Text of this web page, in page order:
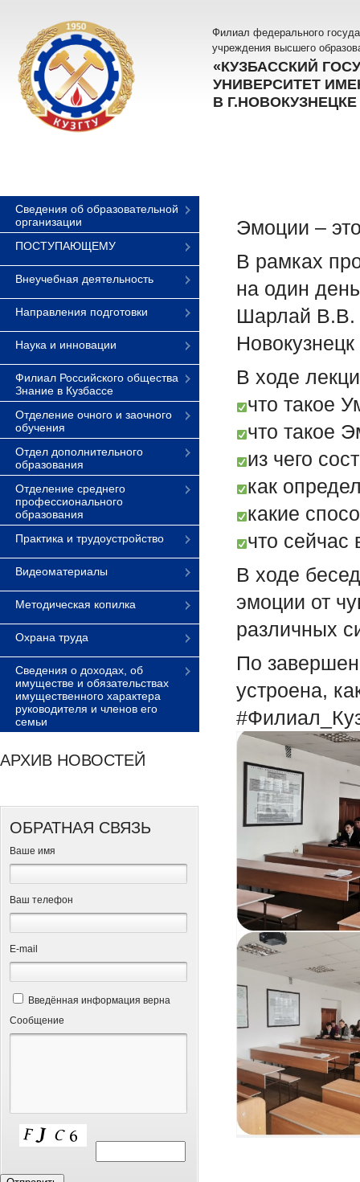
Филиал федерального
учреждения высшего
«КУЗБАССКИЙ
УНИВЕРСИТЕТ
В Г.НОВОКУЗНЕЦКЕ
Сведения об образовательной
организации
ПОСТУПАЮЩЕМУ
Внеучебная деятельность
Направления подготовки
Наука и инновации
Филиал Российского общества
Знание в Кузбассе
Отделение очного и заочного
обучения
Отдел дополнительного
образования
Отделение среднего
профессионального
образования
Практика и трудоустройство
Видеоматериалы
Методическая копилка
Охрана труда
Сведения о доходах, об
имуществе и обязательствах
имущественного характера
руководителя и членов его
семьи
АРХИВ НОВОСТЕЙ
ОБРАТНАЯ СВЯЗЬ
Ваше имя
Ваш телефон
Е-mail
Введённая информация верна
Сообщение
Эмоции –
В рамках
на один
Шарлай В.В.
В ходе
что такое
что такое
из чего
как
какие
что сейчас
В ходе
эмоции от
различных
По
устроена,